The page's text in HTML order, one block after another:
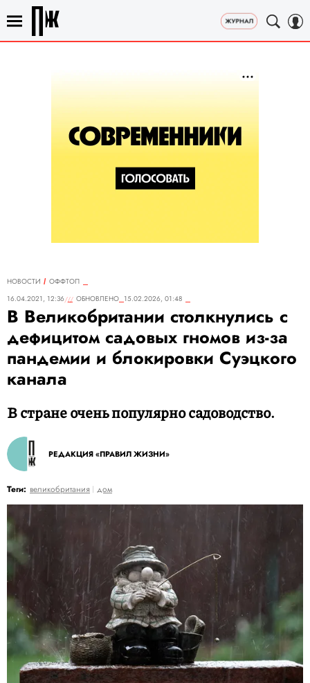
НОВОСТИ
ОФФТОП
16.04.2021, 12:36
ОБНОВЛЕНО 15.02.2026, 01:48
В Великобритании столкнулись с
дефицитом садовых гномов из-за
пандемии и блокировки Суэцкого
канала
В стране очень популярно садоводство.
РЕДАКЦИЯ «ПРАВИЛ ЖИЗНИ»
Теги: великобритания дом